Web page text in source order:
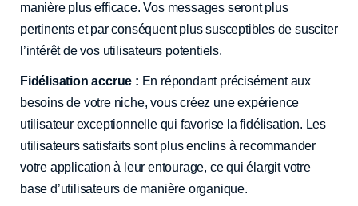
manière plus efficace. Vos messages seront plus
pertinents et par conséquent plus susceptibles de susciter
l’intérêt de vos utilisateurs potentiels.
Fidélisation accrue : En répondant précisément aux
besoins de votre niche, vous créez une expérience
utilisateur exceptionnelle qui favorise la fidélisation. Les
utilisateurs satisfaits sont plus enclins à recommander
votre application à leur entourage, ce qui élargit votre
base d’utilisateurs de manière organique.